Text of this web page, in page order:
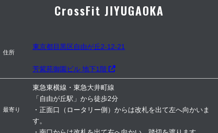
CrossFit JIYUGAOKA
住所
東京都目黒区自由が丘2-12-21
芳紫苑御園ビル 地下1階
最寄り
東急東横線・東急大井町線
「自由が丘駅」から徒歩2分
・正面口（ロータリー側）からは改札を出て左へ向かいま
す。